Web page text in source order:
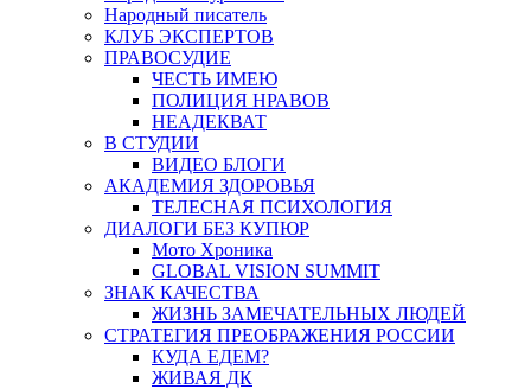
Народный писатель
КЛУБ ЭКСПЕРТОВ
ПРАВОСУДИЕ
ЧЕСТЬ ИМЕЮ
ПОЛИЦИЯ НРАВОВ
НЕАДЕКВАТ
В СТУДИИ
ВИДЕО БЛОГИ
АКАДЕМИЯ ЗДОРОВЬЯ
ТЕЛЕСНАЯ ПСИХОЛОГИЯ
ДИАЛОГИ БЕЗ КУПЮР
Мото Хроника
GLOBAL VISION SUMMIT
ЗНАК КАЧЕСТВА
ЖИЗНЬ ЗАМЕЧАТЕЛЬНЫХ ЛЮДЕЙ
СТРАТЕГИЯ ПРЕОБРАЖЕНИЯ РОССИИ
КУДА ЕДЕМ?
ЖИВАЯ ДК